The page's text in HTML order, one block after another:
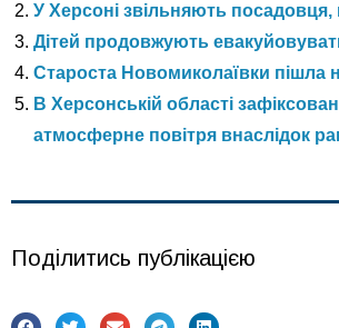
У Херсоні звільняють посадовця,
Дітей продовжують
Староста Новомиколаївки пішла
В Херсонській області
атмосферне повітря внаслідок
Поділитись публікацією